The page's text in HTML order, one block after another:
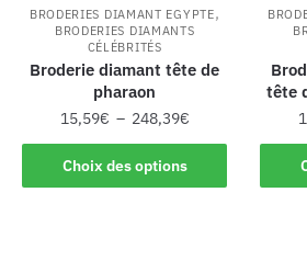
BRODERIES DIAMANT EGYPTE,
BRODERIES DIAMANTS
CÉLÉBRITÉS
Broderie diamant tête de
pharaon
15,59€ – 248,39€
Choix des options
tête